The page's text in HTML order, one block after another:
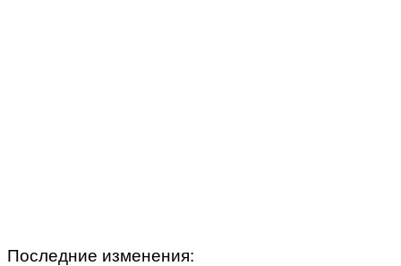
Последние изменения: